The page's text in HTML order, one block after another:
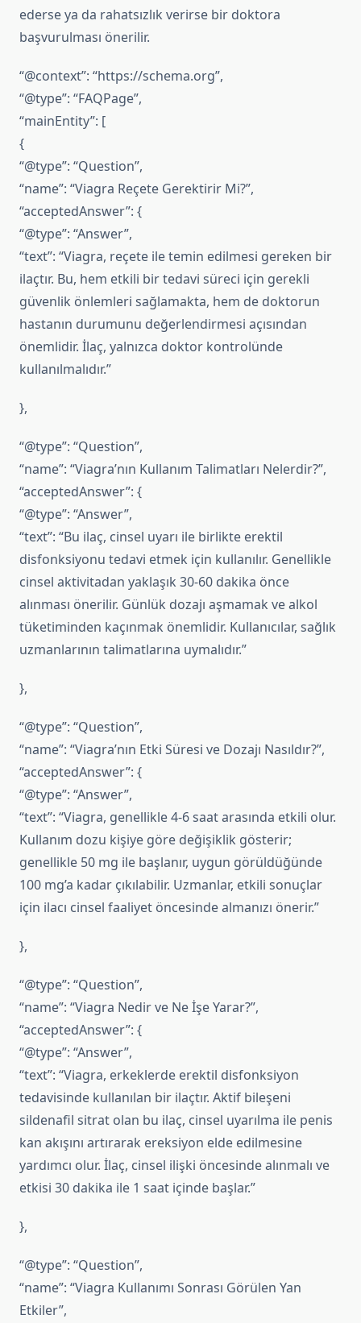
ederse ya da rahatsızlık verirse bir doktora
başvurulması önerilir.
“@context”: “https://schema.org”,
“@type”: “FAQPage”,
“mainEntity”: [
{
“@type”: “Question”,
“name”: “Viagra Reçete Gerektirir Mi?”,
“acceptedAnswer”: {
“@type”: “Answer”,
“text”: “Viagra, reçete ile temin edilmesi gereken bir
ilaçtır. Bu, hem etkili bir tedavi süreci için gerekli
güvenlik önlemleri sağlamakta, hem de doktorun
hastanın durumunu değerlendirmesi açısından
önemlidir. İlaç, yalnızca doktor kontrolünde
kullanılmalıdır.”
},
“@type”: “Question”,
“name”: “Viagra’nın Kullanım Talimatları Nelerdir?”,
“acceptedAnswer”: {
“@type”: “Answer”,
“text”: “Bu ilaç, cinsel uyarı ile birlikte erektil
disfonksiyonu tedavi etmek için kullanılır. Genellikle
cinsel aktivitadan yaklaşık 30-60 dakika önce
alınması önerilir. Günlük dozajı aşmamak ve alkol
tüketiminden kaçınmak önemlidir. Kullanıcılar, sağlık
uzmanlarının talimatlarına uymalıdır.”
},
“@type”: “Question”,
“name”: “Viagra’nın Etki Süresi ve Dozajı Nasıldır?”,
“acceptedAnswer”: {
“@type”: “Answer”,
“text”: “Viagra, genellikle 4-6 saat arasında etkili olur.
Kullanım dozu kişiye göre değişiklik gösterir;
genellikle 50 mg ile başlanır, uygun görüldüğünde
100 mg’a kadar çıkılabilir. Uzmanlar, etkili sonuçlar
için ilacı cinsel faaliyet öncesinde almanızı önerir.”
},
“@type”: “Question”,
“name”: “Viagra Nedir ve Ne İşe Yarar?”,
“acceptedAnswer”: {
“@type”: “Answer”,
“text”: “Viagra, erkeklerde erektil disfonksiyon
tedavisinde kullanılan bir ilaçtır. Aktif bileşeni
sildenafil sitrat olan bu ilaç, cinsel uyarılma ile penis
kan akışını artırarak ereksiyon elde edilmesine
yardımcı olur. İlaç, cinsel ilişki öncesinde alınmalı ve
etkisi 30 dakika ile 1 saat içinde başlar.”
},
“@type”: “Question”,
“name”: “Viagra Kullanımı Sonrası Görülen Yan
Etkiler”,